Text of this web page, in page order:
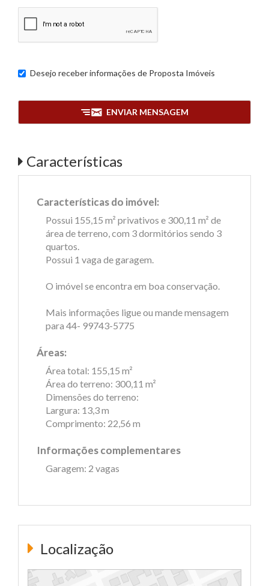
Desejo receber informações de Proposta Imóveis
ENVIAR MENSAGEM
Características
Características do imóvel:
Possui 155,15 m² privativos e 300,11 m² de
área de terreno, com 3 dormitórios sendo 3
quartos.
Possui 1 vaga de garagem.
O imóvel se encontra em boa conservação.
Mais informações ligue ou mande mensagem
para 44- 99743-5775
Áreas:
Área total: 155,15 m²
Área do terreno: 300,11 m²
Dimensões do terreno:
Largura: 13,3 m
Comprimento: 22,56 m
Informações complementares
Garagem: 2 vagas
Localização